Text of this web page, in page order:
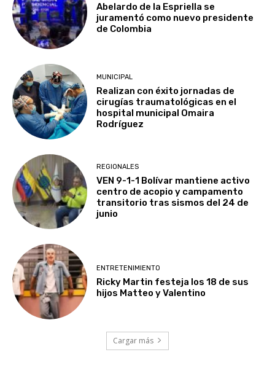
Abelardo de la Espriella se
juramentó como nuevo presidente
de Colombia
MUNICIPAL
Realizan con éxito jornadas de
cirugías traumatológicas en el
hospital municipal Omaira
Rodríguez
REGIONALES
VEN 9-1-1 Bolívar mantiene activo
centro de acopio y campamento
transitorio tras sismos del 24 de
junio
ENTRETENIMIENTO
Ricky Martin festeja los 18 de sus
hijos Matteo y Valentino
Cargar más